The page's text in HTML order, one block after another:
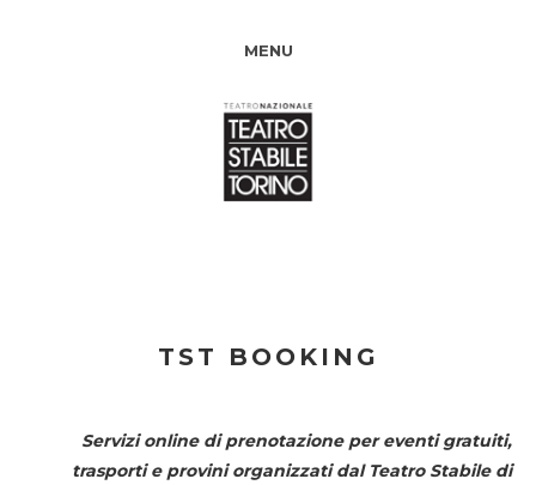
MENU
TST BOOKING
Servizi online di prenotazione per eventi gratuiti,
trasporti e provini organizzati dal Teatro Stabile di